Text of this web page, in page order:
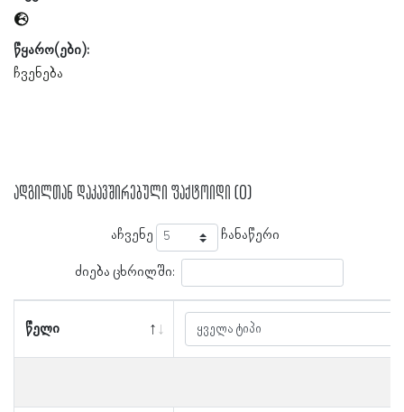
წყარო(ები):
ჩვენება
ადგილთან დაკავშირებული ფაქტოიდი (0)
აჩვენე ჩანაწერი
ძიება ცხრილში:
წელი